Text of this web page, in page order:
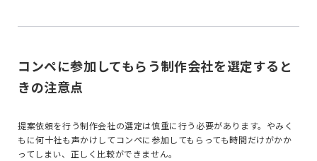
コンペに参加してもらう制作会社を選定すると
きの注意点
提案依頼を行う制作会社の選定は慎重に行う必要があります。やみく
もに何十社も声かけしてコンペに参加してもらっても時間だけがかか
ってしまい、正しく比較ができません。